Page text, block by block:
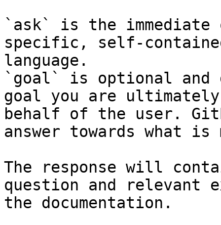
`ask` is the
specific, self-
language.
`goal` is optional and
goal you are
behalf of the user.
answer towards what
The response will
question and relevant
the documentation.